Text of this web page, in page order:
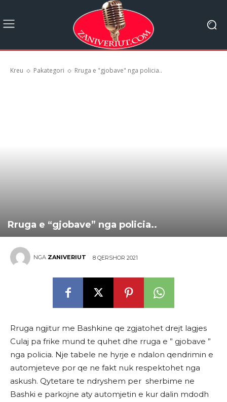
Kreu Pakategori Rruga e "gjobave" nga policia..
Rruga e “gjobave” nga policia..
NGA ZANIVERIUT 8 QERSHOR 2021
Rruga ngjitur me Bashkine qe zgjatohet drejt lagjes
Culaj pa frike mund te quhet dhe rruga e ” gjobave ”
nga policia. Nje tabele ne hyrje e ndalon qendrimin e
automjeteve por qe ne fakt nuk respektohet nga
askush. Qytetare te ndryshem per sherbime ne
Bashki e parkojne aty automjetin e kur dalin mdodh